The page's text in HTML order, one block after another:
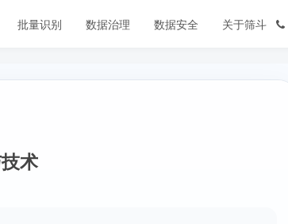
批量识别 数据治理 数据安全 关于筛斗
术